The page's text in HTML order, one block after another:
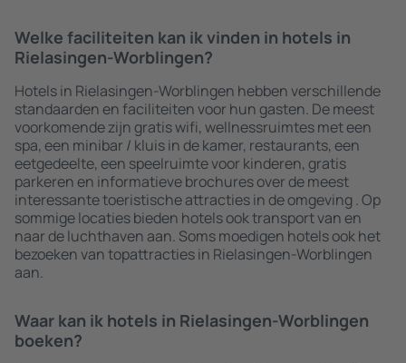
Welke faciliteiten kan ik vinden in hotels in
Rielasingen-Worblingen?
Hotels in Rielasingen-Worblingen hebben verschillende
standaarden en faciliteiten voor hun gasten. De meest
voorkomende zijn gratis wifi, wellnessruimtes met een
spa, een minibar / kluis in de kamer, restaurants, een
eetgedeelte, een speelruimte voor kinderen, gratis
parkeren en informatieve brochures over de meest
interessante toeristische attracties in de omgeving . Op
sommige locaties bieden hotels ook transport van en
naar de luchthaven aan. Soms moedigen hotels ook het
bezoeken van topattracties in Rielasingen-Worblingen
aan.
Waar kan ik hotels in Rielasingen-Worblingen
boeken?